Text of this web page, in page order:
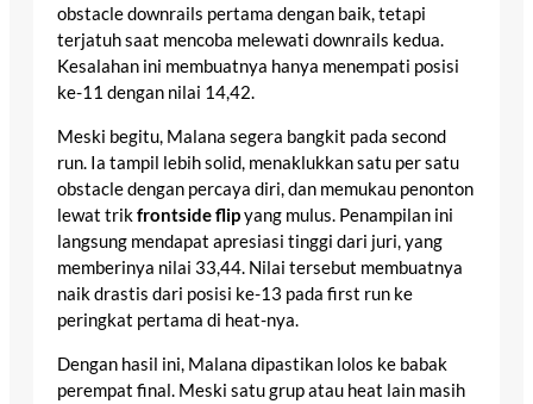
obstacle downrails pertama dengan baik, tetapi
terjatuh saat mencoba melewati downrails kedua.
Kesalahan ini membuatnya hanya menempati posisi
ke-11 dengan nilai 14,42.
Meski begitu, Malana segera bangkit pada second
run. Ia tampil lebih solid, menaklukkan satu per satu
obstacle dengan percaya diri, dan memukau penonton
lewat trikfrontside flipyang mulus. Penampilan ini
langsung mendapat apresiasi tinggi dari juri, yang
memberinya nilai 33,44. Nilai tersebut membuatnya
naik drastis dari posisi ke-13 pada first run ke
peringkat pertama di heat-nya.
Dengan hasil ini, Malana dipastikan lolos ke babak
perempat final. Meski satu grup atau heat lain masih